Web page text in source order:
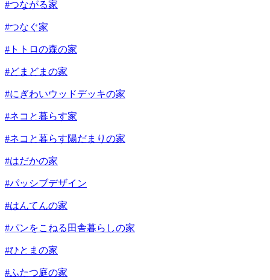
#つながる家
#つなぐ家
#トトロの森の家
#どまどまの家
#にぎわいウッドデッキの家
#ネコと暮らす家
#ネコと暮らす陽だまりの家
#はだかの家
#パッシブデザイン
#はんてんの家
#パンをこねる田舎暮らしの家
#ひとまの家
#ふたつ庭の家